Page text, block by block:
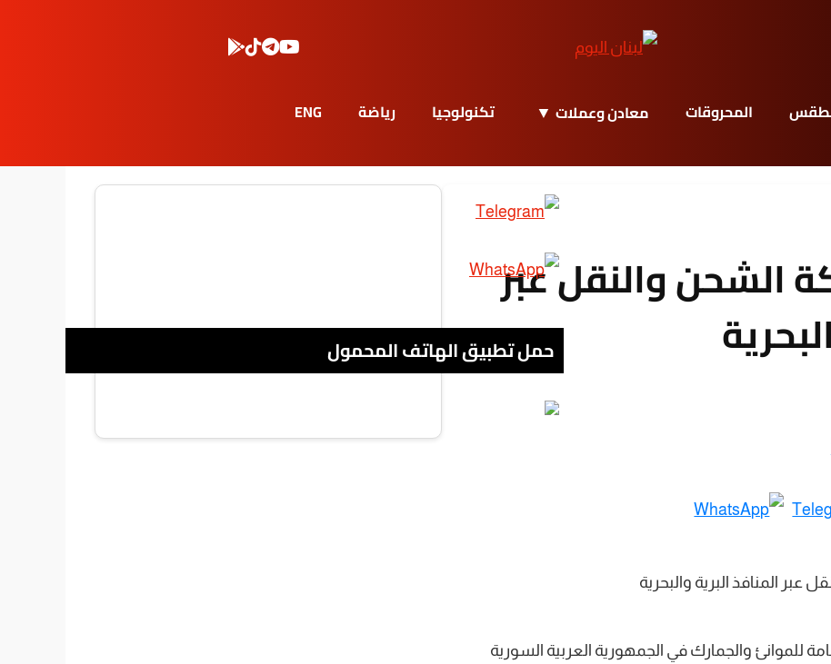
المحروقات معادن وعملات تكنولوجيا رياضة ENG
الشحن والنقل عبر
للموانئ والجمارك في الجمهورية العربية السورية
حمل تطبيق الهاتف المحمول